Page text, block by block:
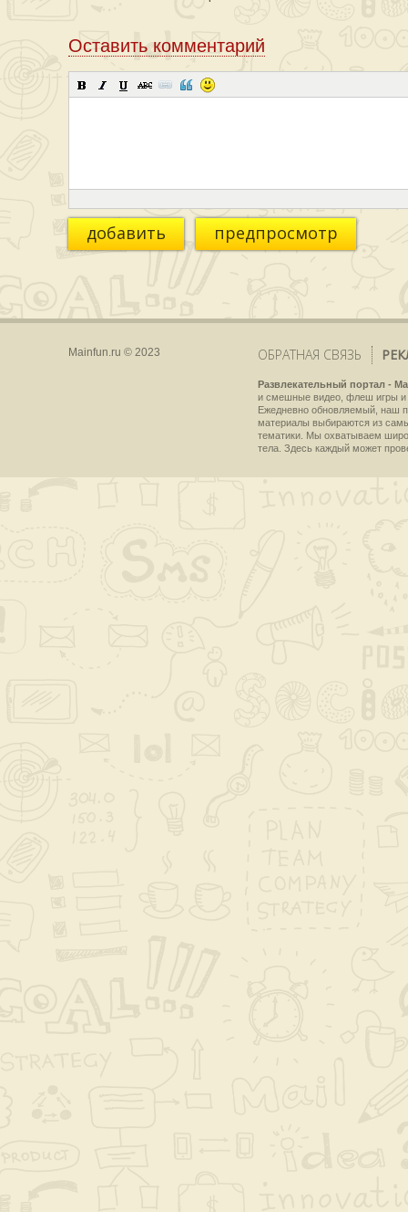
Оставить комментарий
добавить предпросмотр
Mainfun.ru © 2023 ОБРАТНАЯ СВЯЗЬ
Развлекательный портал -
и смешные видео, флеш игры и
Ежедневно обновляемый, наш
материалы выбираются из
тематики. Мы охватываем
тела. Здесь каждый может